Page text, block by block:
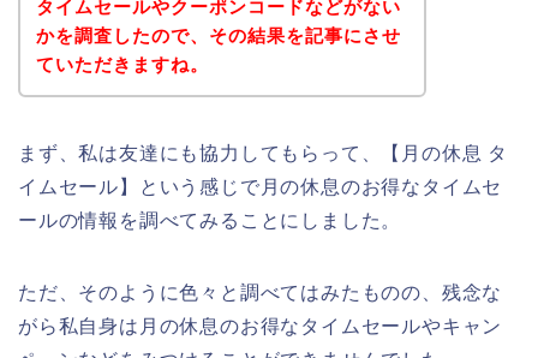
タイムセールやクーポンコードなどがない
かを調査したので、その結果を記事にさせ
ていただきますね。
まず、私は友達にも協力してもらって、【月の休息 タ
イムセール】という感じで月の休息のお得なタイムセ
ールの情報を調べてみることにしました。
ただ、そのように色々と調べてはみたものの、残念な
がら私自身は月の休息のお得なタイムセールやキャン